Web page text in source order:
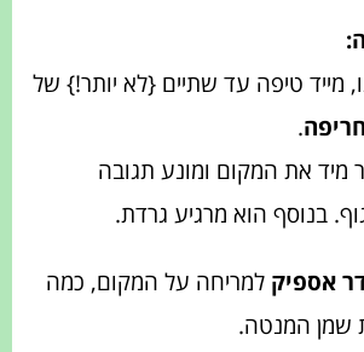
מייד טיפה עד שתיים {לא יותר!} של
.
מיד את המקום ומונע תגובה
בנוסף הוא מרגיע גרדת.
אספיק למריחה על המקום, כמה
שמן המנטה.